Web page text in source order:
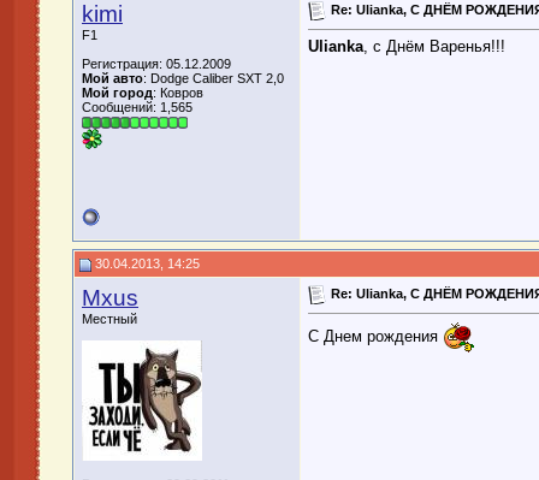
kimi
F1
Регистрация: 05.12.2009
Мой авто: Dodge Caliber SXT 2,0
Мой город: Ковров
Сообщений: 1,565
Re: Ulianka, С ДНЁМ
Ulianka, с Днём Варенья!!!
30.04.2013, 14:25
Mxus
Местный
Re: Ulianka, С ДНЁМ
С Днем рождения